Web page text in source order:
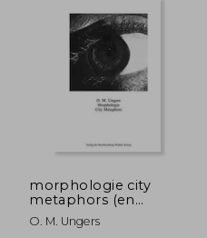
morphologie city
metaphors (en
Inglés)
O. M. Ungers